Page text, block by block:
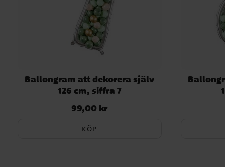
Ballongram att dekorera själv
126 cm, siffra 7
Pris:99,00 kr
99,00 kr
KÖP